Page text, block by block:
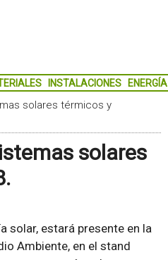
INSTALACIONES ENERGÍA
solares térmicos y
solares
solar, estará presente en la
Ambiente, en el stand